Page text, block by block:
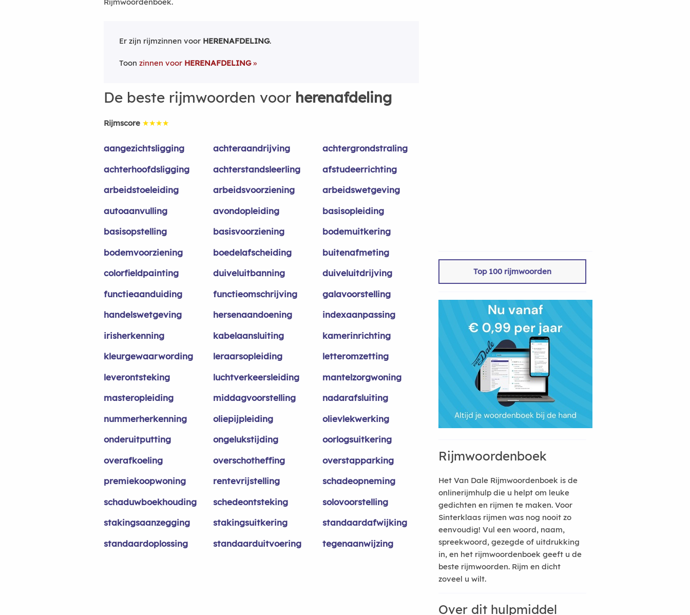
Er zijn rijmzinnen voor HERENAFDELING.
Toon zinnen voor HERENAFDELING
De beste rijmwoorden voor herenafdeling
Rijmscore ★★★★
aangezichtsligging achteraandrijving
achtergrondstraling
achterhoofdsligging
achterstandsleerling
afstudeerrichting
arbeidstoeleiding
arbeidsvoorziening
arbeidswetgeving
autoaanvulling
avondopleiding
basisopleiding
basisopstelling
basisvoorziening
bodemuitkering
bodemvoorziening
boedelafscheiding
buitenafmeting
colorfieldpainting
duiveluitbanning
duiveluitdrijving
functieaanduiding
functieomschrijving
galavoorstelling
handelswetgeving
hersenaandoening
indexaanpassing
irisherkenning
kabelaansluiting
kamerinrichting
kleurgewaarwording
leraarsopleiding
letteromzetting
leverontsteking
luchtverkeersleiding
mantelzorgwoning
masteropleiding
middagvoorstelling
nadarafsluiting
nummerherkenning
oliepijpleiding
olievlekwerking
onderuitputting
ongelukstijding
oorlogsuitkering
overafkoeling
overschotheffing
overstapparking
premiekoopwoning
rentevrijstelling
schadeopneming
schaduwboekhouding
schedeontsteking
solovoorstelling
stakingsaanzegging
stakingsuitkering
standaardafwijking
standaardoplossing
standaarduitvoering tegenaanwijzing
Top 100 rijmwoorden
Rijmwoordenboek
Het Van Dale Rijmwoordenboek is de
onlinerijmhulp die u helpt om leuke
gedichten en rijmen te maken. Voor
Sinterklaas rijmen was nog nooit zo
eenvoudig! Vul een woord, naam,
spreekwoord, gezegde of uitdrukking
in, en het rijmwoordenboek geeft u de
beste rijmwoorden. Rijm en dicht
zoveel u wilt.
Over dit hulpmiddel